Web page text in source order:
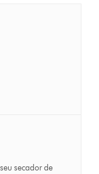
secador de